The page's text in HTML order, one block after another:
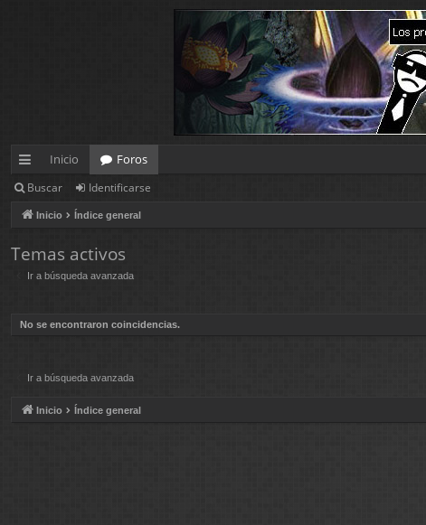
nl
ac
es
rá
Inicio
Foros
Buscar Identificarse
Inicio Índice general
Temas activos
Ir a búsqueda avanzada
No se encontraron coincidencias.
Ir a búsqueda avanzada
Inicio Índice general